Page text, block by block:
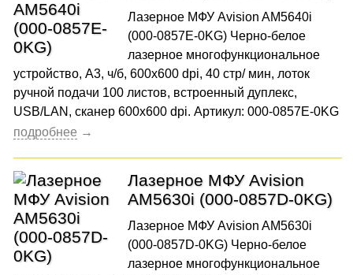
Лазерное МФУ Avision AM5640i
(000-0857E-0KG) Черно-белое
лазерное многофункциональное
устройство, А3, ч/б, 600x600 dpi, 40 стр/ мин, лоток
ручной подачи 100 листов, встроенный дуплекс,
USB/LAN, сканер 600x600 dpi. Артикул: 000-0857E-0KG
Лазерное МФУ Avision
AM5630i (000-0857D-0KG)
Лазерное МФУ Avision AM5630i
(000-0857D-0KG) Черно-белое
лазерное многофункциональное